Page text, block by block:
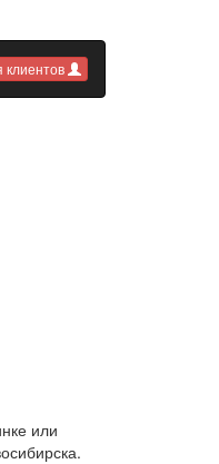
клиентов
или